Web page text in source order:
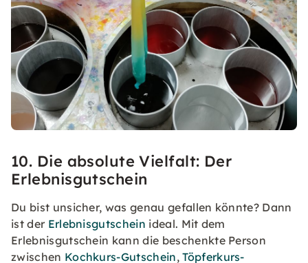
10. Die absolute Vielfalt: Der
Erlebnisgutschein
Du bist unsicher, was genau gefallen könnte? Dann
ist der Erlebnisgutschein ideal. Mit dem
Erlebnisgutschein kann die beschenkte Person
zwischen Kochkurs-Gutschein,Töpferkurs-